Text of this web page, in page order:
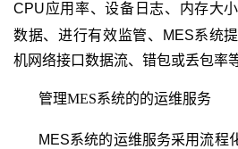
CPU应用率、设备日志、内存大
数据、进行有效监管、MES系统
机网络接口数据流、错包或丢包率
管理MES系统的的运维服务
MES系统的运维服务采用流程